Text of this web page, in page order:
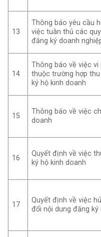
13
Thông báo yêu cầu
việc tuân thủ các
đăng ký doanh
14
Thông báo về việc
thuộc trường hợp
ký hộ kinh doanh
15
Thông báo về việc
doanh
16
Quyết định về việc
ký hộ kinh doanh
17
Quyết định về việc
đổi nội dung đăng ký